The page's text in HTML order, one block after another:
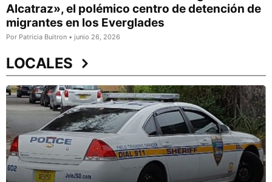
Alcatraz», el polémico centro de detención de
migrantes en los Everglades
Por Patricia Buitron • junio 26, 2026
LOCALES